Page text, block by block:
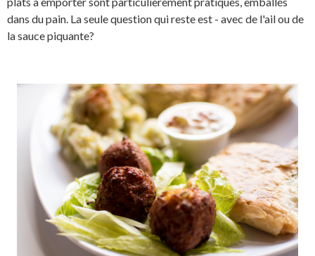
dans du pain. La seule question qui reste est - avec de l'ail ou de
la sauce piquante?